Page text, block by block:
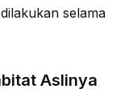
selama
Aslinya